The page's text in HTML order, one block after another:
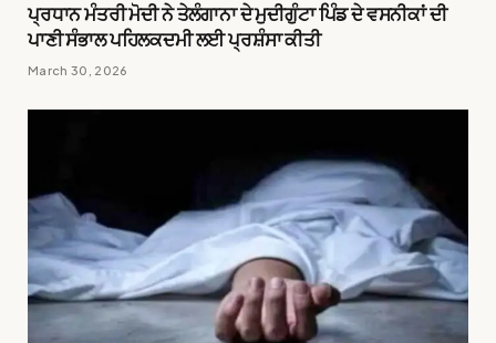
ਪ੍ਰਧਾਨ ਮੰਤਰੀ ਮੋਦੀ ਨੇ ਤੇਲੰਗਾਨਾ ਦੇ ਮੁਦੀਗੁੰਟਾ ਪਿੰਡ ਦੇ ਵਸਨੀਕਾਂ ਦੀ
ਪਾਣੀ ਸੰਭਾਲ ਪਹਿਲਕਦਮੀ ਲਈ ਪ੍ਰਸ਼ੰਸਾ ਕੀਤੀ
March 30, 2026